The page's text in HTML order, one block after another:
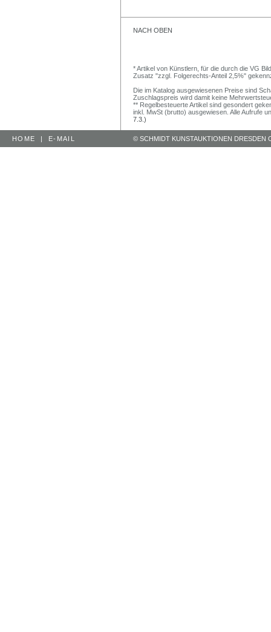
NACH OBEN
* Artikel von Künstlern, für die durch die VG
Zusatz "zzgl. Folgerechts-Anteil 2,5%"
Die im Katalog ausgewiesenen Preise sind
Zuschlagspreis wird damit keine
** Regelbesteuerte Artikel sind gesondert
inkl. MwSt (brutto) ausgewiesen. Alle Aufrufe
7.3.)
HOME | E-MAIL © SCHMIDT KUNSTAUKTIONEN DRESDEN